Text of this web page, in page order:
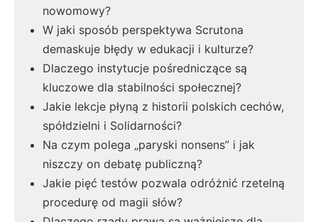
nowomowy?
W jaki sposób perspektywa Scrutona
demaskuje błędy w edukacji i kulturze?
Dlaczego instytucje pośredniczące są
kluczowe dla stabilności społecznej?
Jakie lekcje płyną z historii polskich cechów,
spółdzielni i Solidarności?
Na czym polega „paryski nonsens” i jak
niszczy on debatę publiczną?
Jakie pięć testów pozwala odróżnić rzetelną
procedurę od magii słów?